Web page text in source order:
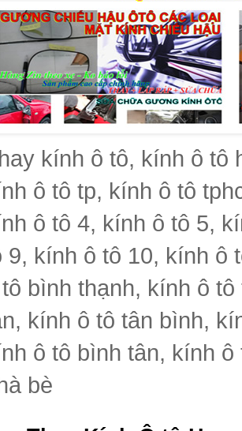
kính ô tô, kính ô tô
ô tô tp, kính ô tô
ô tô 4, kính ô tô 5,
9, kính ô tô 10, kính ô
bình thạnh, kính ô
kính ô tô tân bình,
ô tô bình tân, kính
bè